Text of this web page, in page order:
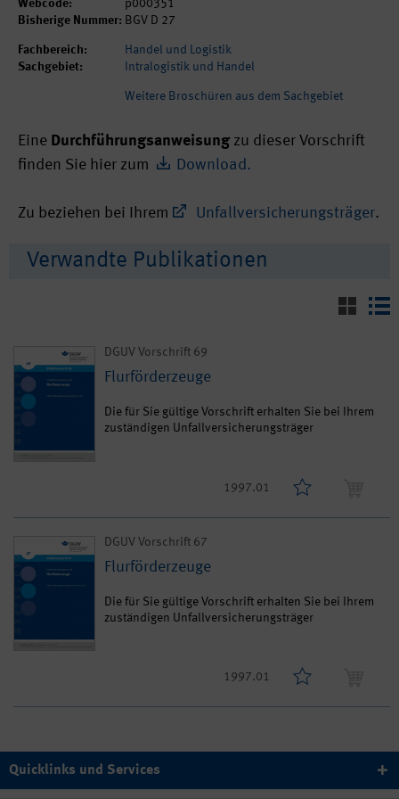
Webcode:
p000351
Bisherige Nummer: BGV D 27
Fachbereich:
Handel und Logistik
Sachgebiet:
Intralogistik und Handel
Weitere Broschüren aus dem Sachgebiet
Eine Durchführungsanweisung zu dieser Vorschrift
finden Sie hier zum
Download.
Zu beziehen bei Ihrem Unfallversicherungsträger.
Verwandte Publikationen
DGUV Vorschrift 69
Flurförderzeuge
Die für Sie gültige Vorschrift erhalten Sie bei Ihrem
zuständigen Unfallversicherungsträger
1997.01
DGUV Vorschrift 67
Flurförderzeuge
Die für Sie gültige Vorschrift erhalten Sie bei Ihrem
zuständigen Unfallversicherungsträger
1997.01
Quicklinks und Services